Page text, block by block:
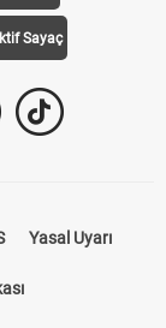
Sayaç
Yasal Uyarı